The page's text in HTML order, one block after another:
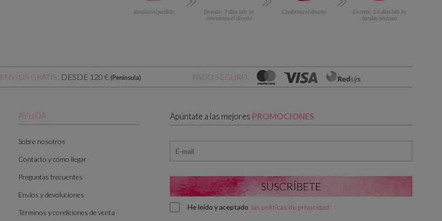
Realiza el pedido
En máx. 7 días lab. te
enviamos el diseño
Confirma el diseño
En máx. 14 días lab. lo
tendás en casa
ENVÍOS GRATIS: DESDE 120 € (Península) PAGO SEGURO:
AYUDA
Sobre nosotros
Contacto y cómo llegar
Preguntas frecuentes
Envíos y devoluciones
Términos y condiciones de venta
Apúntate a las mejores PROMOCIONES
He leído y aceptado las políticas de privacidad